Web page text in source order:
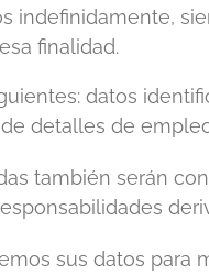
indefinidamente,
finalidad.
datos
detalles de
también serán
sus datos